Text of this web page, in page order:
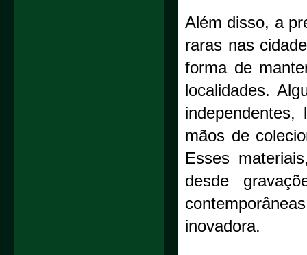
Além disso, a
raras nas
forma de
localidades.
mãos de
Esses
desde
inovadora.